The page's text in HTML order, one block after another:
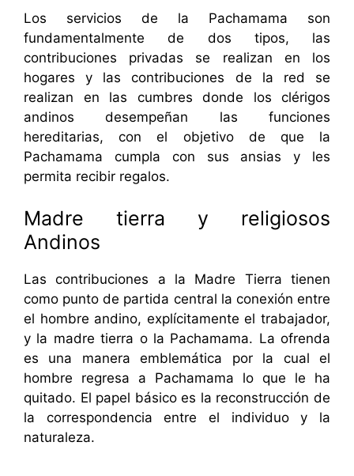
Los servicios de la Pachamama son
fundamentalmente de dos tipos, las
contribuciones privadas se realizan en los
hogares y las contribuciones de la red se
realizan en las cumbres donde los clérigos
andinos desempeñan las funciones
hereditarias, con el objetivo de que la
Pachamama cumpla con sus ansias y les
permita recibir regalos.
Madre tierra y religiosos
Andinos
Las contribuciones a la Madre Tierra tienen
como punto de partida central la conexión entre
el hombre andino, explícitamente el trabajador,
y la madre tierra o la Pachamama. La ofrenda
es una manera emblemática por la cual el
hombre regresa a Pachamama lo que le ha
quitado. El papel básico es la reconstrucción de
la correspondencia entre el individuo y la
naturaleza.